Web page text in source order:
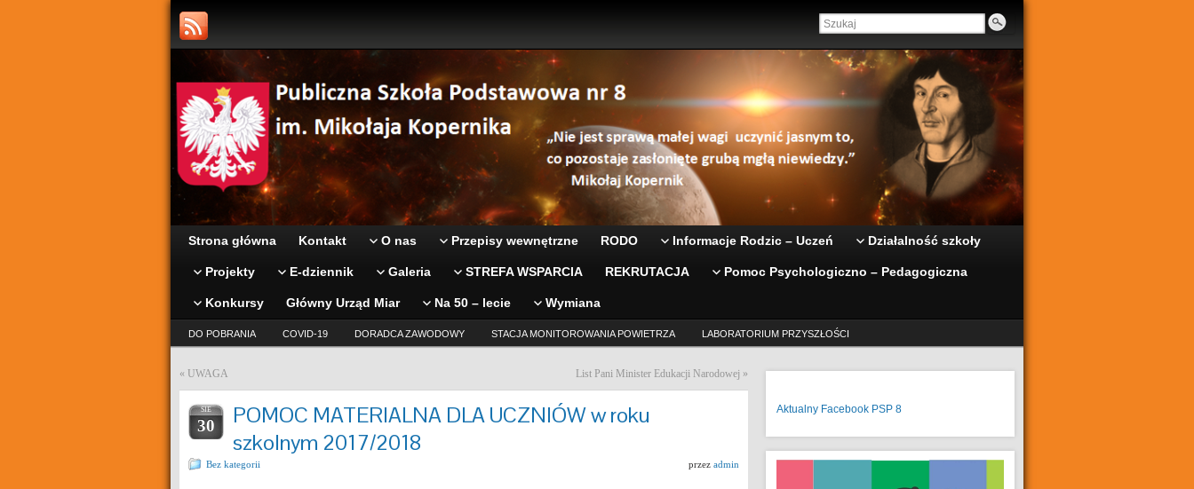
Strona główna Kontakt O nas Przepisy wewnętrzne RODO Informacje Rodzic – Uczeń Działalność szkoły
Projekty E-dziennik Galeria STREFA WSPARCIA REKRUTACJA Pomoc Psychologiczno – Pedagogiczna
Konkursy Główny Urząd Miar Na 50 – lecie Wymiana
DO POBRANIA COVID-19 DORADCA ZAWODOWY STACJA MONITOROWANIA POWIETRZA LABORATORIUM PRZYSZŁOŚCI
« UWAGA List Pani Minister Edukacji Narodowej »
SIE
30
POMOC MATERIALNA DLA UCZNIÓW w roku
szkolnym 2017/2018
Bez kategorii przez admin
Aktualny Facebook PSP 8